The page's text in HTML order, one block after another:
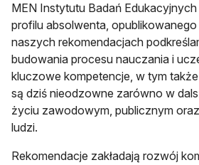
MEN Instytutu Badań
profilu absolwenta,
naszych rekomendacjach
budowania procesu nauczania i
kluczowe kompetencje, w tym
są dziś nieodzowne zarówno w
życiu zawodowym, publicznym
ludzi.
Rekomendacje zakładają rozwój